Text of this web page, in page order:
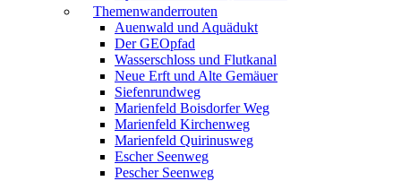
Themenwanderrouten
Auenwald und Aquädukt
Der GEOpfad
Wasserschloss und Flutkanal
Neue Erft und Alte Gemäuer
Siefenrundweg
Marienfeld Boisdorfer Weg
Marienfeld Kirchenweg
Marienfeld Quirinusweg
Escher Seenweg
Pescher Seenweg